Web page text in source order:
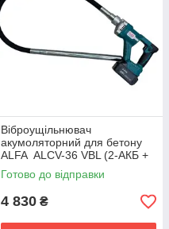
Віброущільнювач
акумоляторний для бетону
ALFA ALCV-36 VBL (2-АКБ +
ЗУ + 1,5 м Булава)
Готово до відправки
4 830 ₴